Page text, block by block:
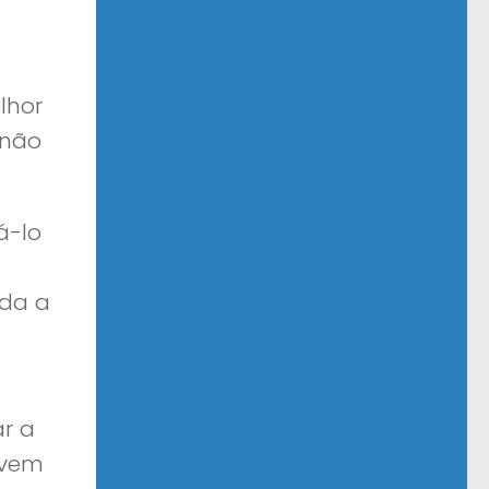
lo
a
a